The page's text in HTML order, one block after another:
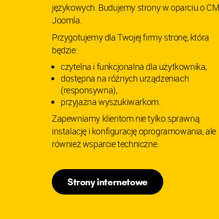
językowych. Budujemy strony w oparciu o
Joomla.
Przygotujemy dla Twojej firmy stronę, która
będzie:
czytelna i funkcjonalna dla użytkownika,
dostępna na różnych urządzeniach
(responsywna),
przyjazna wyszukiwarkom.
Zapewniamy klientom nie tylko sprawną
instalację i konfigurację oprogramowania, ale
również wsparcie techniczne.
Strony internetowe